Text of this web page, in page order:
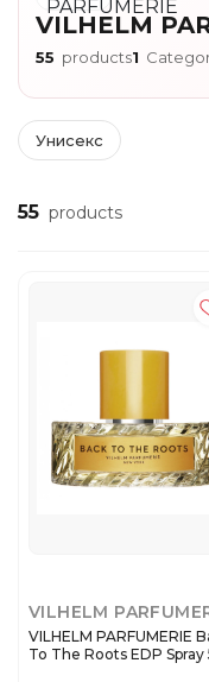
VILHELM
55 products1
Унисекс
55 products
VILHELM
VILHELM PARFUMERIE
To The Roots EDP Spray